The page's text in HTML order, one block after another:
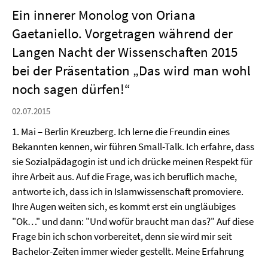
Ein innerer Monolog von Oriana
Gaetaniello. Vorgetragen während der
Langen Nacht der Wissenschaften 2015
bei der Präsentation „Das wird man wohl
noch sagen dürfen!“
02.07.2015
1. Mai – Berlin Kreuzberg. Ich lerne die Freundin eines
Bekannten kennen, wir führen Small-Talk. Ich erfahre, dass
sie Sozialpädagogin ist und ich drücke meinen Respekt für
ihre Arbeit aus. Auf die Frage, was ich beruflich mache,
antworte ich, dass ich in Islamwissenschaft promoviere.
Ihre Augen weiten sich, es kommt erst ein ungläubiges
"Ok…" und dann: "Und wofür braucht man das?" Auf diese
Frage bin ich schon vorbereitet, denn sie wird mir seit
Bachelor-Zeiten immer wieder gestellt. Meine Erfahrung